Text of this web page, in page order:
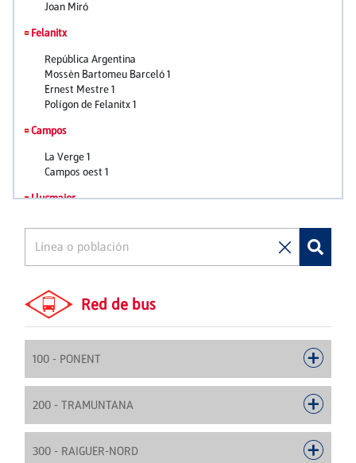
Red de bus
100 - PONENT
200 - TRAMUNTANA
300 - RAIGUER-NORD